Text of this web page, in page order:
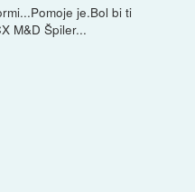
je.Bol bi ti
M&D Špiler...